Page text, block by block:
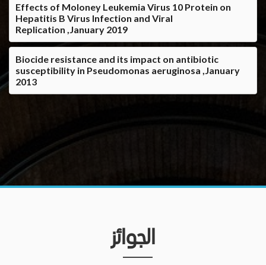
Effects of Moloney Leukemia Virus 10 Protein on
Hepatitis B Virus Infection and Viral
Replication ,January 2019
Biocide resistance and its impact on antibiotic
susceptibility in Pseudomonas aeruginosa ,January
2013
الجوائز